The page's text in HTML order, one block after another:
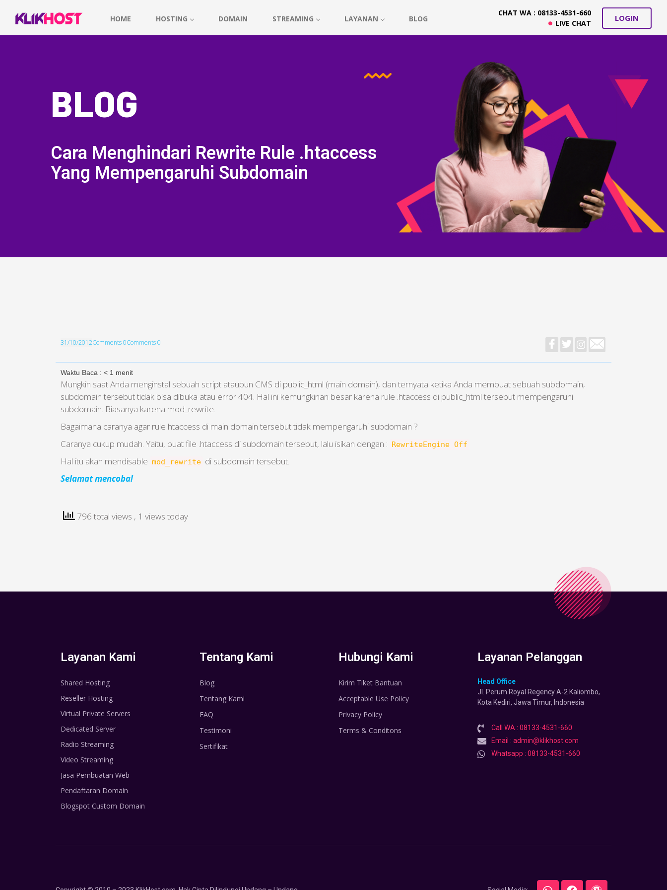
HOME HOSTING DOMAIN STREAMING LAYANAN BLOG
CHAT WA : 08133-4531-660
LIVE CHAT
LOGIN
BLOG
Cara Menghindari Rewrite Rule .htaccess
Yang Mempengaruhi Subdomain
31/10/2012Comments 0Comments 0
Waktu Baca : < 1 menit
Mungkin saat Anda menginstal sebuah script ataupun CMS di public_html (main domain), dan ternyata ketika Anda membuat sebuah subdomain,
subdomain tersebut tidak bisa dibuka atau error 404. Hal ini kemungkinan besar karena rule .htaccess di public_html tersebut mempengaruhi
subdomain. Biasanya karena mod_rewrite.
Bagaimana caranya agar rule htaccess di main domain tersebut tidak mempengaruhi subdomain ?
Caranya cukup mudah. Yaitu, buat file .htaccess di subdomain tersebut, lalu isikan dengan : RewriteEngine Off
Hal itu akan mendisable mod_rewrite di subdomain tersebut.
Selamat mencoba!
796 total views , 1 views today
Layanan Kami
Shared Hosting
Reseller Hosting
Virtual Private Servers
Dedicated Server
Radio Streaming
Video Streaming
Jasa Pembuatan Web
Pendaftaran Domain
Blogspot Custom Domain
Tentang Kami
Blog
Tentang Kami
FAQ
Testimoni
Sertifikat
Hubungi Kami
Kirim Tiket Bantuan
Acceptable Use Policy
Privacy Policy
Terms & Conditons
Layanan Pelanggan
Head Office
Jl. Perum Royal Regency A-2 Kaliombo,
Kota Kediri, Jawa Timur, Indonesia
Call WA : 08133-4531-660
Email : admin@klikhost.com
Whatsapp : 08133-4531-660